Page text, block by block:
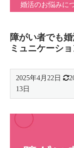
婚活のお悩みに
障がい者でも
ミュニケーシ
2025年4月22日
13日